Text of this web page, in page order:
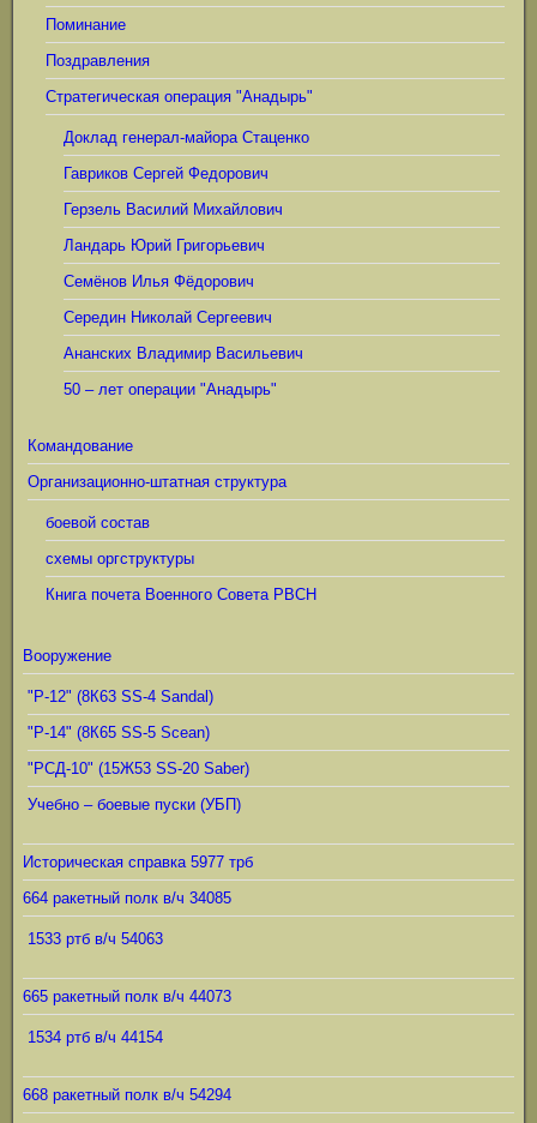
Поминание
Поздравления
Стратегическая операция "Анадырь"
Доклад генерал-майора Стаценко
Гавриков Сергей Федорович
Герзель Василий Михайлович
Ландарь Юрий Григорьевич
Семёнов Илья Фёдорович
Середин Николай Сергеевич
Ананских Владимир Васильевич
50 – лет операции "Анадырь"
Командование
Организационно-штатная структура
боевой состав
схемы оргструктуры
Книга почета Военного Совета РВСН
Вооружение
"Р-12" (8К63 SS-4 Sandal)
"Р-14" (8К65 SS-5 Scean)
"РСД-10" (15Ж53 SS-20 Saber)
Учебно – боевые пуски (УБП)
Историческая справка 5977 трб
664 ракетный полк в/ч 34085
1533 ртб в/ч 54063
665 ракетный полк в/ч 44073
1534 ртб в/ч 44154
668 ракетный полк в/ч 54294